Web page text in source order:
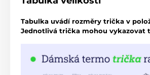
Tabulka uvádí rozměry trička v
Jednotlivá trička mohou vykazovat